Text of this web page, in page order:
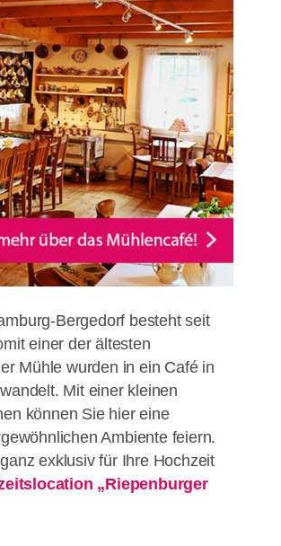
Bergedorf besteht seit
einer der ältesten
Mühle wurden in ein Café in
Mit einer kleinen
können Sie hier eine
Ambiente feiern.
exklusiv für Ihre Hochzeit
„Riepenburger